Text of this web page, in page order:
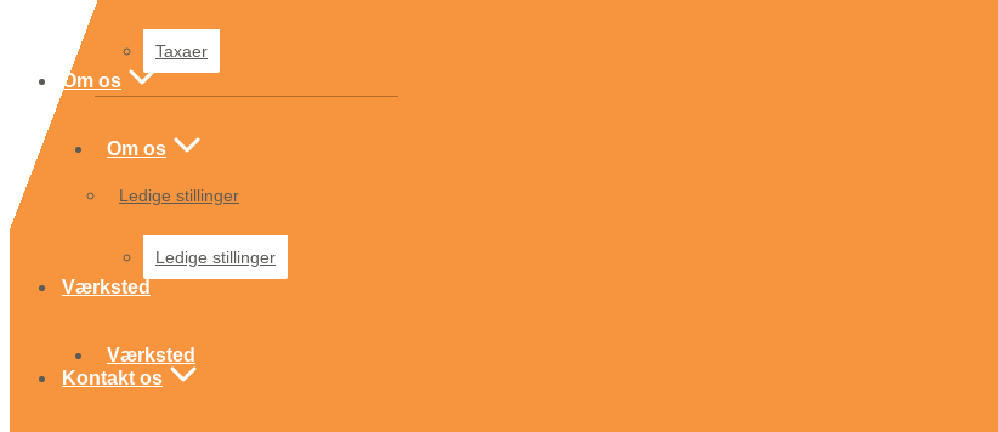
Taxaer
Om os
Ledige stillinger
Værksted
Om os
Ledige stillinger
Værksted
Kontakt os